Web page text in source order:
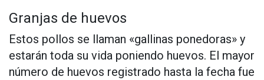
Granjas de huevos
Estos pollos se llaman «gallinas ponedoras» y
estarán toda su vida poniendo huevos. El mayor
número de huevos registrado hasta la fecha fue